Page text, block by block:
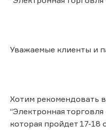
Уважаемые клиенты и
Хотим рекомендовать
“Электронная
которая пройдет 17-18